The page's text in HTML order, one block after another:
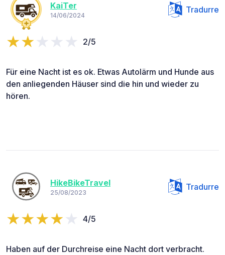
KaiTer
14/06/2024
Tradurre
2/5
Für eine Nacht ist es ok. Etwas Autolärm und Hunde aus
den anliegenden Häuser sind die hin und wieder zu
hören.
HikeBikeTravel
25/08/2023
Tradurre
4/5
Haben auf der Durchreise eine Nacht dort verbracht.